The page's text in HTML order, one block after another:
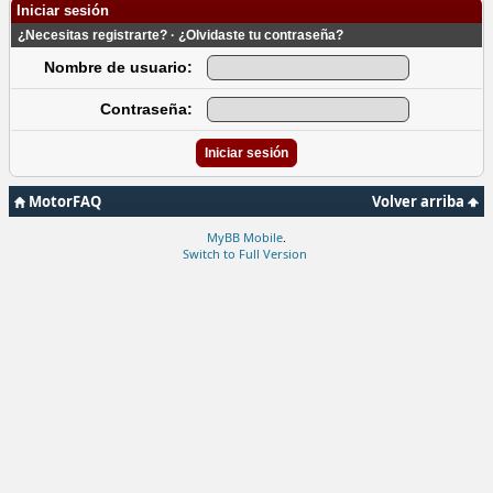
Iniciar sesión
¿Necesitas registrarte? · ¿Olvidaste tu contraseña?
Nombre de usuario:
Contraseña:
Volver arriba
MotorFAQ
MyBB Mobile
Switch to Full Version